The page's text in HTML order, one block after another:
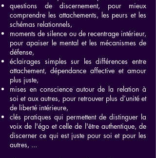
questions de discernement, pour mieux
comprendre les attachements, les peurs et les
schémas relationnels,
moments de silence ou de recentrage intérieur,
pour apaiser le mental et les mécanismes de
défense,
éclairages simples sur les différences entre
attachement, dépendance affective et amour
plus juste,
mises en conscience autour de la relation à
soi et aux autres, pour retrouver plus d’unité et
de liberté intérieure,
clés pratiques qui permettent de distinguer la
voix de l'égo et celle de l'être authentique, de
discerner ce qui est juste pour soi et pour les
autres, ...